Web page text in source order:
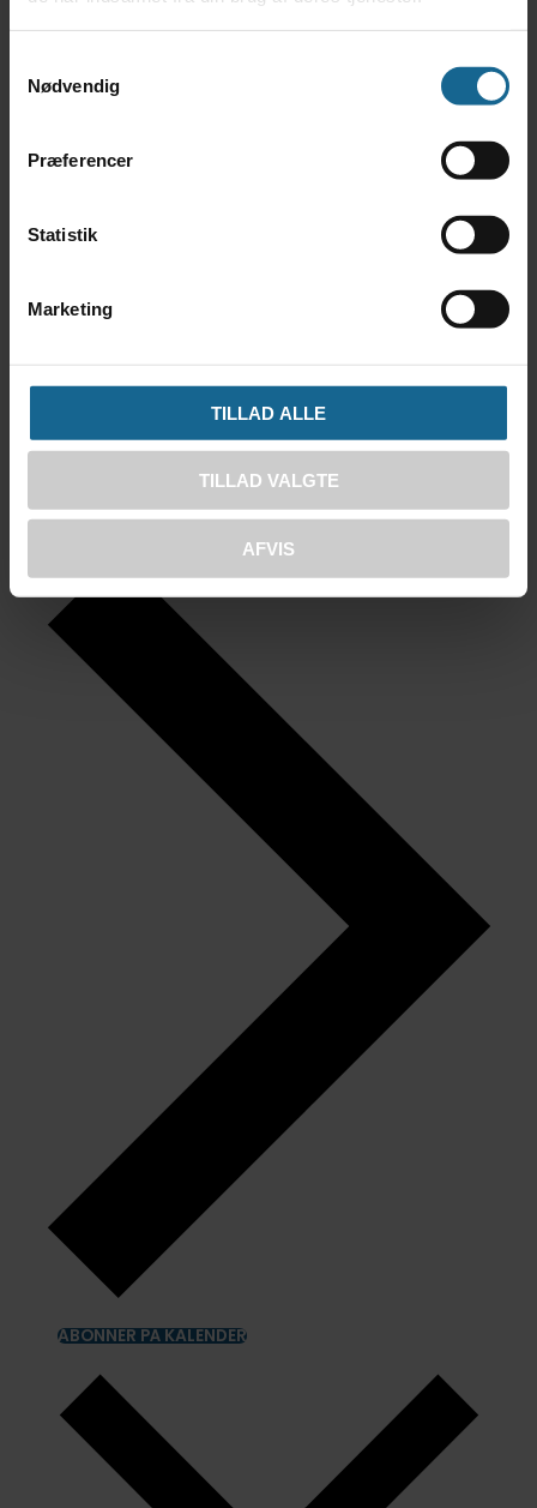
Nødvendig
Præferencer
Statistik
Marketing
TILLAD ALLE
TILLAD VALGTE
AFVIS
Forrige dag
ABONNER PÅ KALENDER